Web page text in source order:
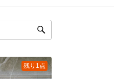
残り1点